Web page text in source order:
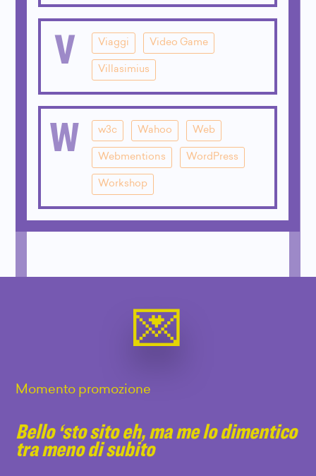
V Viaggi Video Game
Villasimius
W w3c Wahoo Web
Webmentions WordPress
Workshop
Momento promozione
Bello ‘sto sito eh, ma me lo dimentico
tra meno di subito